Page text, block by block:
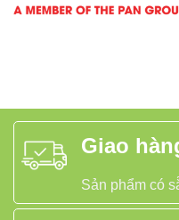
Giao
Sản phẩm có